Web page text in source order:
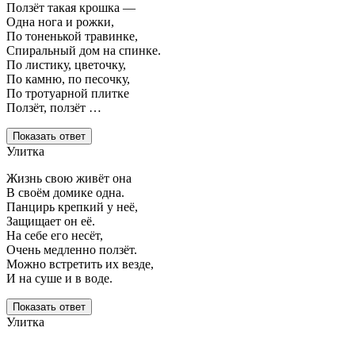
Ползёт такая крошка —
Одна нога и рожки,
По тоненькой травинке,
Спиральный дом на спинке.
По листику, цветочку,
По камню, по песочку,
По тротуарной плитке
Ползёт, ползёт …
Показать ответ
Улитка
Жизнь свою живёт она
В своём домике одна.
Панцирь крепкий у неё,
Защищает он её.
На себе его несёт,
Очень медленно ползёт.
Можно встретить их везде,
И на суше и в воде.
Показать ответ
Улитка